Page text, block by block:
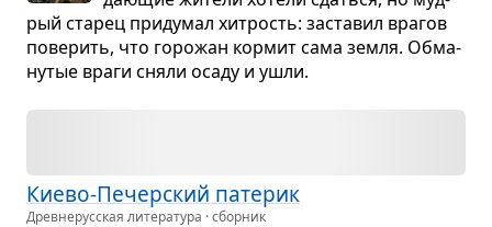
рый ста­рец при­ду­мал хит­рость: заста­вил вра­гов
пове­рить, что горо­жан кор­мит сама земля. Обма­
ну­тые враги сняли осаду и ушли.
Киево-Печер­ский пате­рик
Древне­русская литература · сборник